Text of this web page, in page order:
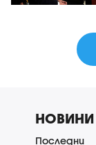
НОВИНИ
Последни